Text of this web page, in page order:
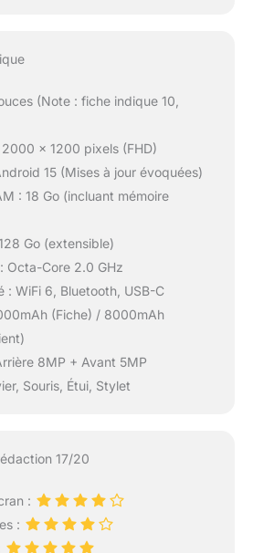
(Note : fiche indique 10,
2000 x 1200 pixels (FHD)
15 (Mises à jour évoquées)
: 18 Go (incluant mémoire
Go (extensible)
Octa-Core 2.0 GHz
: WiFi 6, Bluetooth, USB-C
(Fiche) / 8000mAh
8MP + Avant 5MP
Souris, Étui, Stylet
17/20
:
: